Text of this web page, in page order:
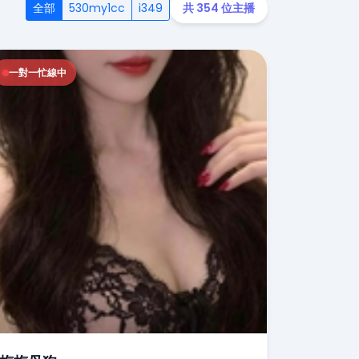
全部 530my1cc i349 共 354 位主播
一對一忙線中